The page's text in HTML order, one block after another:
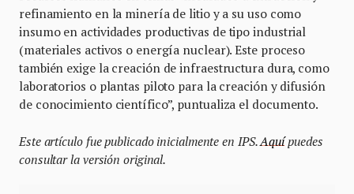
refinamiento en la minería de litio y a su uso como
insumo en actividades productivas de tipo industrial
(materiales activos o energía nuclear). Este proceso
también exige la creación de infraestructura dura, como
laboratorios o plantas piloto para la creación y difusión
de conocimiento científico”, puntualiza el documento.
Este artículo fue publicado inicialmente en IPS.Aquípuedes
consultar la versión original.